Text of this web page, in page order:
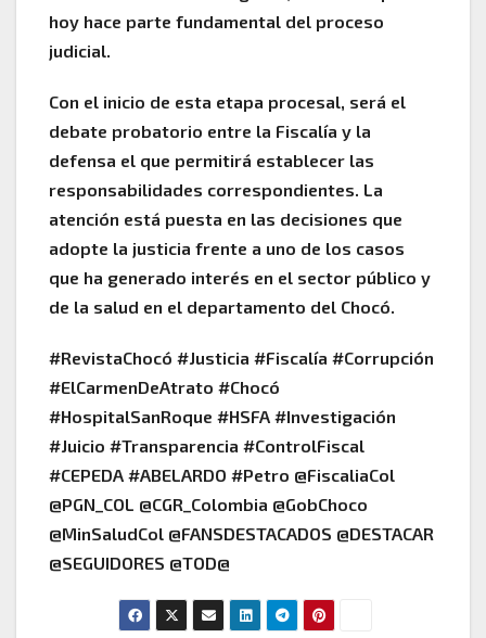
hoy hace parte fundamental del proceso
judicial.
Con el inicio de esta etapa procesal, será el
debate probatorio entre la Fiscalía y la
defensa el que permitirá establecer las
responsabilidades correspondientes. La
atención está puesta en las decisiones que
adopte la justicia frente a uno de los casos
que ha generado interés en el sector público y
de la salud en el departamento del Chocó.
#RevistaChocó #Justicia #Fiscalía #Corrupción
#ElCarmenDeAtrato #Chocó
#HospitalSanRoque #HSFA #Investigación
#Juicio #Transparencia #ControlFiscal
#CEPEDA #ABELARDO #Petro @FiscaliaCol
@PGN_COL @CGR_Colombia @GobChoco
@MinSaludCol @FANSDESTACADOS @DESTACAR
@SEGUIDORES @TOD@